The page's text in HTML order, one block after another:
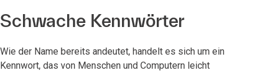
Schwache Kennwörter
Wie der Name bereits andeutet, handelt es sich um ein
Kennwort, das von Menschen und Computern leicht